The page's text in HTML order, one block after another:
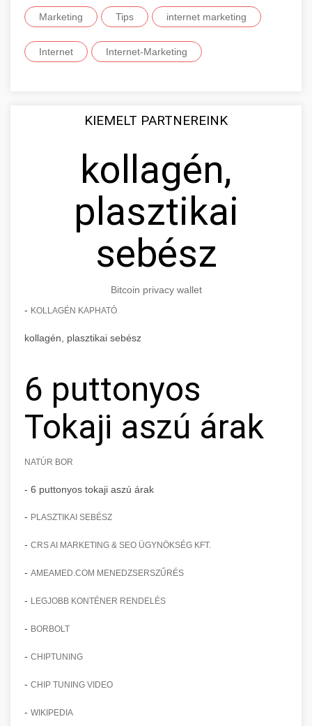
Marketing Tips internet marketing
Internet Internet-Marketing
KIEMELT PARTNEREINK
kollagén,
plasztikai
sebész
Bitcoin privacy wallet
- KOLLAGÉN KAPHATÓ
kollagén, plasztikai sebész
6 puttonyos
Tokaji aszú árak
NATÚR BOR
- 6 puttonyos tokaji aszú árak
- PLASZTIKAI SEBÉSZ
- CRS AI MARKETING & SEO ÜGYNÖKSÉG KFT.
- AMEAMED.COM MENEDZSERSZŰRÉS
- LEGJOBB KONTÉNER RENDELÉS
- BORBOLT
- CHIPTUNING
- CHIP TUNING VIDEO
- WIKIPEDIA